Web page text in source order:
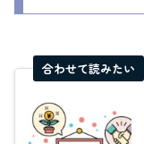
合わせて読みたい